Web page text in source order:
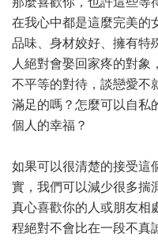
在我心中都是這麼完美的
品味、身材姣好、擁有
人絕對會娶回家疼的對象
不平等的對待，談戀愛不
滿足的嗎？怎麼可以自私
個人的幸福？
如果可以很清楚的接受這
實，我們可以減少很多揣
真心喜歡你的人或朋友相
程絕對不會比在一段不真